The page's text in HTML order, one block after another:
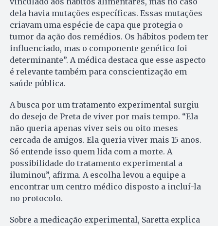
dela havia mutações específicas. Essas mutações
criavam uma espécie de capa que protegia o
tumor da ação dos remédios. Os hábitos podem ter
influenciado, mas o componente genético foi
determinante”. A médica destaca que esse aspecto
é relevante também para conscientização em
saúde pública.
A busca por um tratamento experimental surgiu
do desejo de Preta de viver por mais tempo. “Ela
não queria apenas viver seis ou oito meses
cercada de amigos. Ela queria viver mais 15 anos.
Só entende isso quem lida com a morte. A
possibilidade do tratamento experimental a
iluminou”, afirma. A escolha levou a equipe a
encontrar um centro médico disposto a incluí-la
no protocolo.
Sobre a medicação experimental, Saretta explica